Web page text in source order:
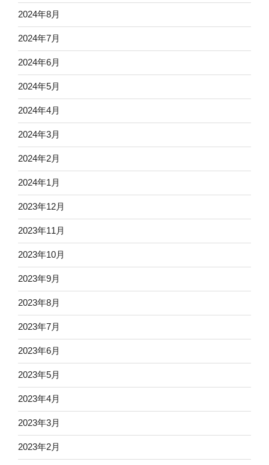
2024年8月
2024年7月
2024年6月
2024年5月
2024年4月
2024年3月
2024年2月
2024年1月
2023年12月
2023年11月
2023年10月
2023年9月
2023年8月
2023年7月
2023年6月
2023年5月
2023年4月
2023年3月
2023年2月